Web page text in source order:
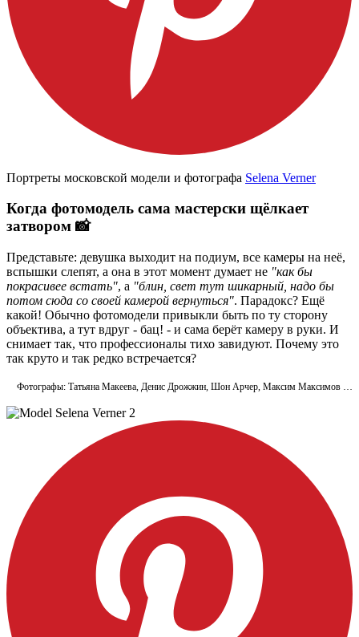
Портреты московской модели и фотографа Selena Verner
Когда фотомодель сама мастерски щёлкает
затвором 📸
Представьте: девушка выходит на подиум, все камеры на неё,
вспышки слепят, а она в этот момент думает не "как бы
покрасивее встать", а "блин, свет тут шикарный, надо бы
потом сюда со своей камерой вернуться". Парадокс? Ещё
какой! Обычно фотомодели привыкли быть по ту сторону
объектива, а тут вдруг - бац! - и сама берёт камеру в руки. И
снимает так, что профессионалы тихо завидуют. Почему это
так круто и так редко встречается?
Фотографы: Татьяна Макеева, Денис Дрожжин, Шон Арчер, Максим Максимов …